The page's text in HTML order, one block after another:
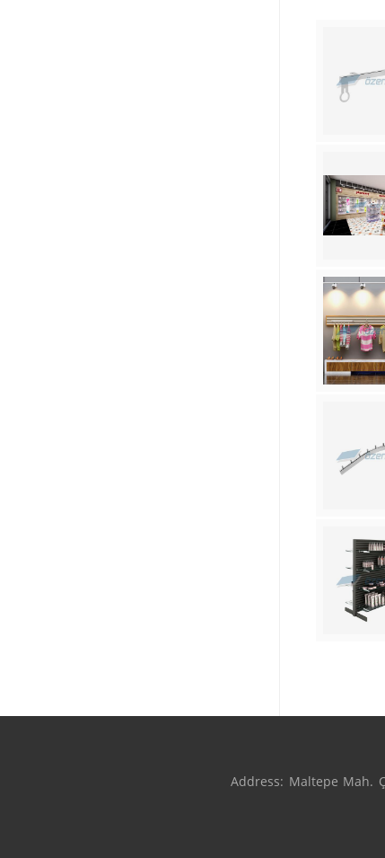
Address: Maltepe Mah.